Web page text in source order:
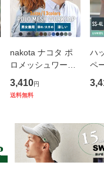
nakota ナコタ ポ
ロメッシュワーク
キャップ 帽子 メン
ズ レディース 春
策 UV 折りたたみ
軽い 涼
3,410円
送料無料
ハ
ペ
き
た
V
策